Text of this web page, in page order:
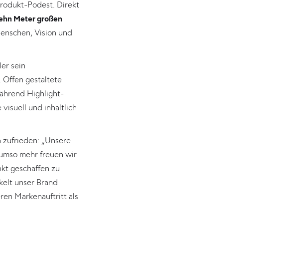
Podest. Direkt
Meter großen
Vision und
sein
Offen gestaltete
Highlight-
visuell und inhaltlich
„Unsere
mehr freuen wir
geschaffen zu
unser Brand
Markenauftritt als